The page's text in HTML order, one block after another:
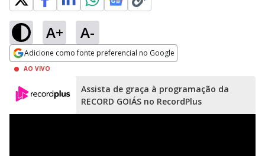
A+ A-
Adicione como fonte preferencial no Google
Opens in new window
AO VIVO
Assista de graça à programação da
RECORD GOIÁS no RecordPlus